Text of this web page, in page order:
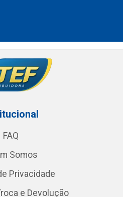
FAQ
Somos
Privacidade
e Devolução